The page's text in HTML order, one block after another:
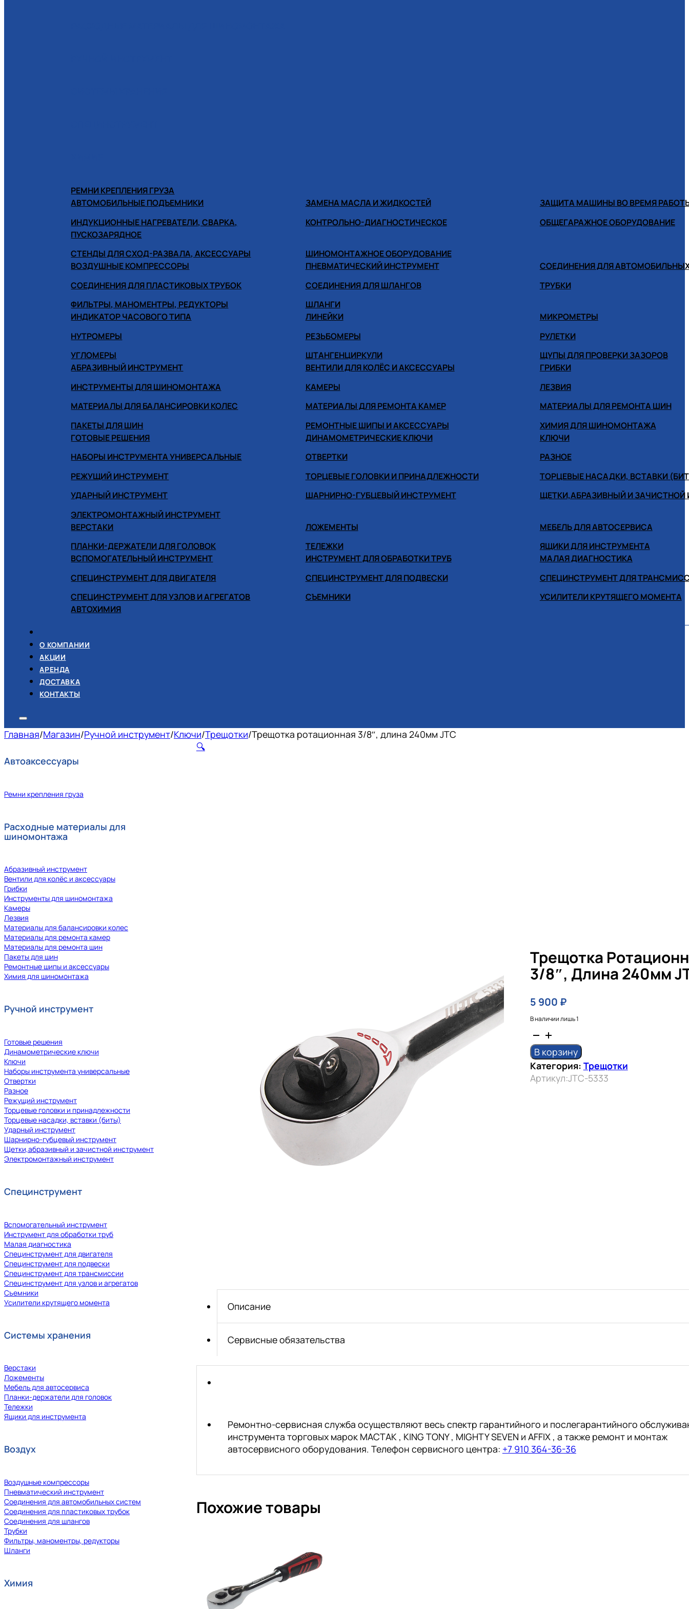
РЕМНИ КРЕПЛЕНИЯ ГРУЗА
АВТОМОБИЛЬНЫЕ ПОДЪЕМНИКИ
ЗАМЕНА МАСЛА И ЖИДКОСТЕЙ
ЗАЩИТА МАШИНЫ ВО ВРЕМЯ
ИНДУКЦИОННЫЕ НАГРЕВАТЕЛИ, СВАРКА,
ПУСКОЗАРЯДНОЕ
КОНТРОЛЬНО-ДИАГНОСТИЧЕСКОЕ ОБЩЕГАРАЖНОЕ ОБОРУДОВАНИЕ
СТЕНДЫ ДЛЯ СХОД-РАЗВАЛА, АКСЕССУАРЫ
ШИНОМОНТАЖНОЕ ОБОРУДОВАНИЕ
ВОЗДУШНЫЕ КОМПРЕССОРЫ
ПНЕВМАТИЧЕСКИЙ ИНСТРУМЕНТ
СОЕДИНЕНИЯ ДЛЯ
СОЕДИНЕНИЯ ДЛЯ ПЛАСТИКОВЫХ ТРУБОК
СОЕДИНЕНИЯ ДЛЯ ШЛАНГОВ
ТРУБКИ
ФИЛЬТРЫ, МАНОМЕНТРЫ, РЕДУКТОРЫ
ШЛАНГИ
ИНДИКАТОР ЧАСОВОГО ТИПА
ЛИНЕЙКИ
МИКРОМЕТРЫ
НУТРОМЕРЫ
РЕЗЬБОМЕРЫ
РУЛЕТКИ
УГЛОМЕРЫ
ШТАНГЕНЦИРКУЛИ
ЩУПЫ ДЛЯ ПРОВЕРКИ ЗАЗОРОВ
АБРАЗИВНЫЙ ИНСТРУМЕНТ
ВЕНТИЛИ ДЛЯ КОЛЁС И АКСЕССУАРЫ
ГРИБКИ
ИНСТРУМЕНТЫ ДЛЯ ШИНОМОНТАЖА
КАМЕРЫ
ЛЕЗВИЯ
МАТЕРИАЛЫ ДЛЯ БАЛАНСИРОВКИ КОЛЕС
МАТЕРИАЛЫ ДЛЯ РЕМОНТА КАМЕР
МАТЕРИАЛЫ ДЛЯ РЕМОНТА ШИН
ПАКЕТЫ ДЛЯ ШИН
РЕМОНТНЫЕ ШИПЫ И АКСЕССУАРЫ
ХИМИЯ ДЛЯ ШИНОМОНТАЖА
ГОТОВЫЕ РЕШЕНИЯ
ДИНАМОМЕТРИЧЕСКИЕ КЛЮЧИ
КЛЮЧИ
НАБОРЫ ИНСТРУМЕНТА УНИВЕРСАЛЬНЫЕ
ОТВЕРТКИ
РАЗНОЕ
РЕЖУЩИЙ ИНСТРУМЕНТ
ТОРЦЕВЫЕ ГОЛОВКИ И ПРИНАДЛЕЖНОСТИ
ТОРЦЕВЫЕ НАСАДКИ, ВСТАВКИ
УДАРНЫЙ ИНСТРУМЕНТ
ШАРНИРНО-ГУБЦЕВЫЙ ИНСТРУМЕНТ
ЩЕТКИ,АБРАЗИВНЫЙ И ЗАЧИСТНОЙ
ЭЛЕКТРОМОНТАЖНЫЙ ИНСТРУМЕНТ
ВЕРСТАКИ
ЛОЖЕМЕНТЫ
МЕБЕЛЬ ДЛЯ АВТОСЕРВИСА
ПЛАНКИ-ДЕРЖАТЕЛИ ДЛЯ ГОЛОВОК
ТЕЛЕЖКИ
ЯЩИКИ ДЛЯ ИНСТРУМЕНТА
ВСПОМОГАТЕЛЬНЫЙ ИНСТРУМЕНТ
ИНСТРУМЕНТ ДЛЯ ОБРАБОТКИ ТРУБ
МАЛАЯ ДИАГНОСТИКА
СПЕЦИНСТРУМЕНТ ДЛЯ ДВИГАТЕЛЯ
СПЕЦИНСТРУМЕНТ ДЛЯ ПОДВЕСКИ
СПЕЦИНСТРУМЕНТ ДЛЯ
СПЕЦИНСТРУМЕНТ ДЛЯ УЗЛОВ И АГРЕГАТОВ
СЪЕМНИКИ
УСИЛИТЕЛИ КРУТЯЩЕГО МОМЕНТА
АВТОХИМИЯ
О КОМПАНИИ
АКЦИИ
АРЕНДА
ДОСТАВКА
КОНТАКТЫ
Главная/Магазин/Ручной инструмент/Ключи/Трещотки/Трещотка ротационная 3/8″, длина 240мм JTC
Автоаксессуары
Ремни крепления груза
Расходные материалы для
шиномонтажа
Абразивный инструмент
Вентили для колёс и аксессуары
Грибки
Инструменты для шиномонтажа
Камеры
Лезвия
Материалы для балансировки колес
Материалы для ремонта камер
Материалы для ремонта шин
Пакеты для шин
Ремонтные шипы и аксессуары
Химия для шиномонтажа
Ручной инструмент
Готовые решения
Динамометрические ключи
Ключи
Наборы инструмента универсальные
Отвертки
Разное
Режущий инструмент
Торцевые головки и принадлежности
Торцевые насадки, вставки (биты)
Ударный инструмент
Шарнирно-губцевый инструмент
Щетки,абразивный и зачистной инструмент
Электромонтажный инструмент
Специнструмент
Вспомогательный инструмент
Инструмент для обработки труб
Малая диагностика
Специнструмент для двигателя
Специнструмент для подвески
Специнструмент для трансмиссии
Специнструмент для узлов и агрегатов
Съемники
Усилители крутящего момента
Системы хранения
Верстаки
Ложементы
Мебель для автосервиса
Планки-держатели для головок
Тележки
Ящики для инструмента
Воздух
Воздушные компрессоры
Пневматический инструмент
Соединения для автомобильных систем
Соединения для пластиковых трубок
Соединения для шлангов
Трубки
Фильтры, маноментры, редукторы
Шланги
Химия
🔍
Трещотка
3/8″, Длина 240мм
5 900 ₽
В наличии лишь 1
Количество
товара
Трещотка
ротационная
3/8",
В корзину
Категория: Трещотки
Артикул:JTC-5333
Описание
Сервисные обязательства
Ремонтно-сервисная служба осуществляют весь спектр гарантийного и послегарантийного
инструмента торговых марок МАСТАК , KING TONY , MIGHTY SEVEN и AFFIX , а также ремонт и монтаж
автосервисного оборудования. Телефон сервисного центра: +7 910 364-36-36
Похожие товары